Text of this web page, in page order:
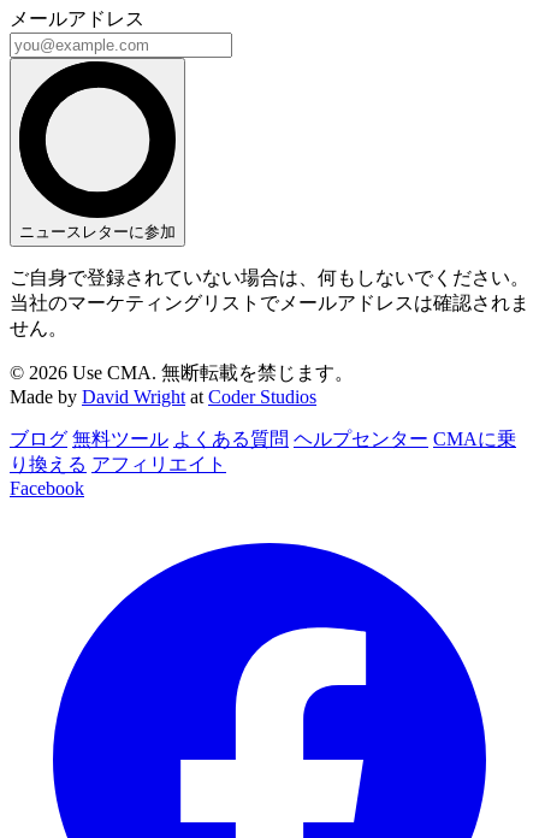
メールアドレス
ニュースレターに参加
ご自身で登録されていない場合は、何もしないでください。
当社のマーケティングリストでメールアドレスは確認されま
せん。
© 2026 Use CMA. 無断転載を禁じます。
Made by David Wright at Coder Studios
ブログ 無料ツール よくある質問 ヘルプセンター CMAに乗
り換える アフィリエイト
Facebook